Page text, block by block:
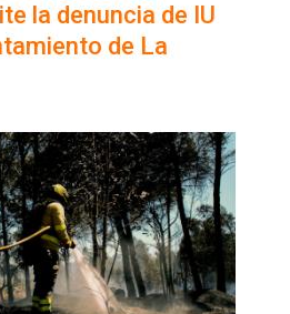
la denuncia de IU
de La